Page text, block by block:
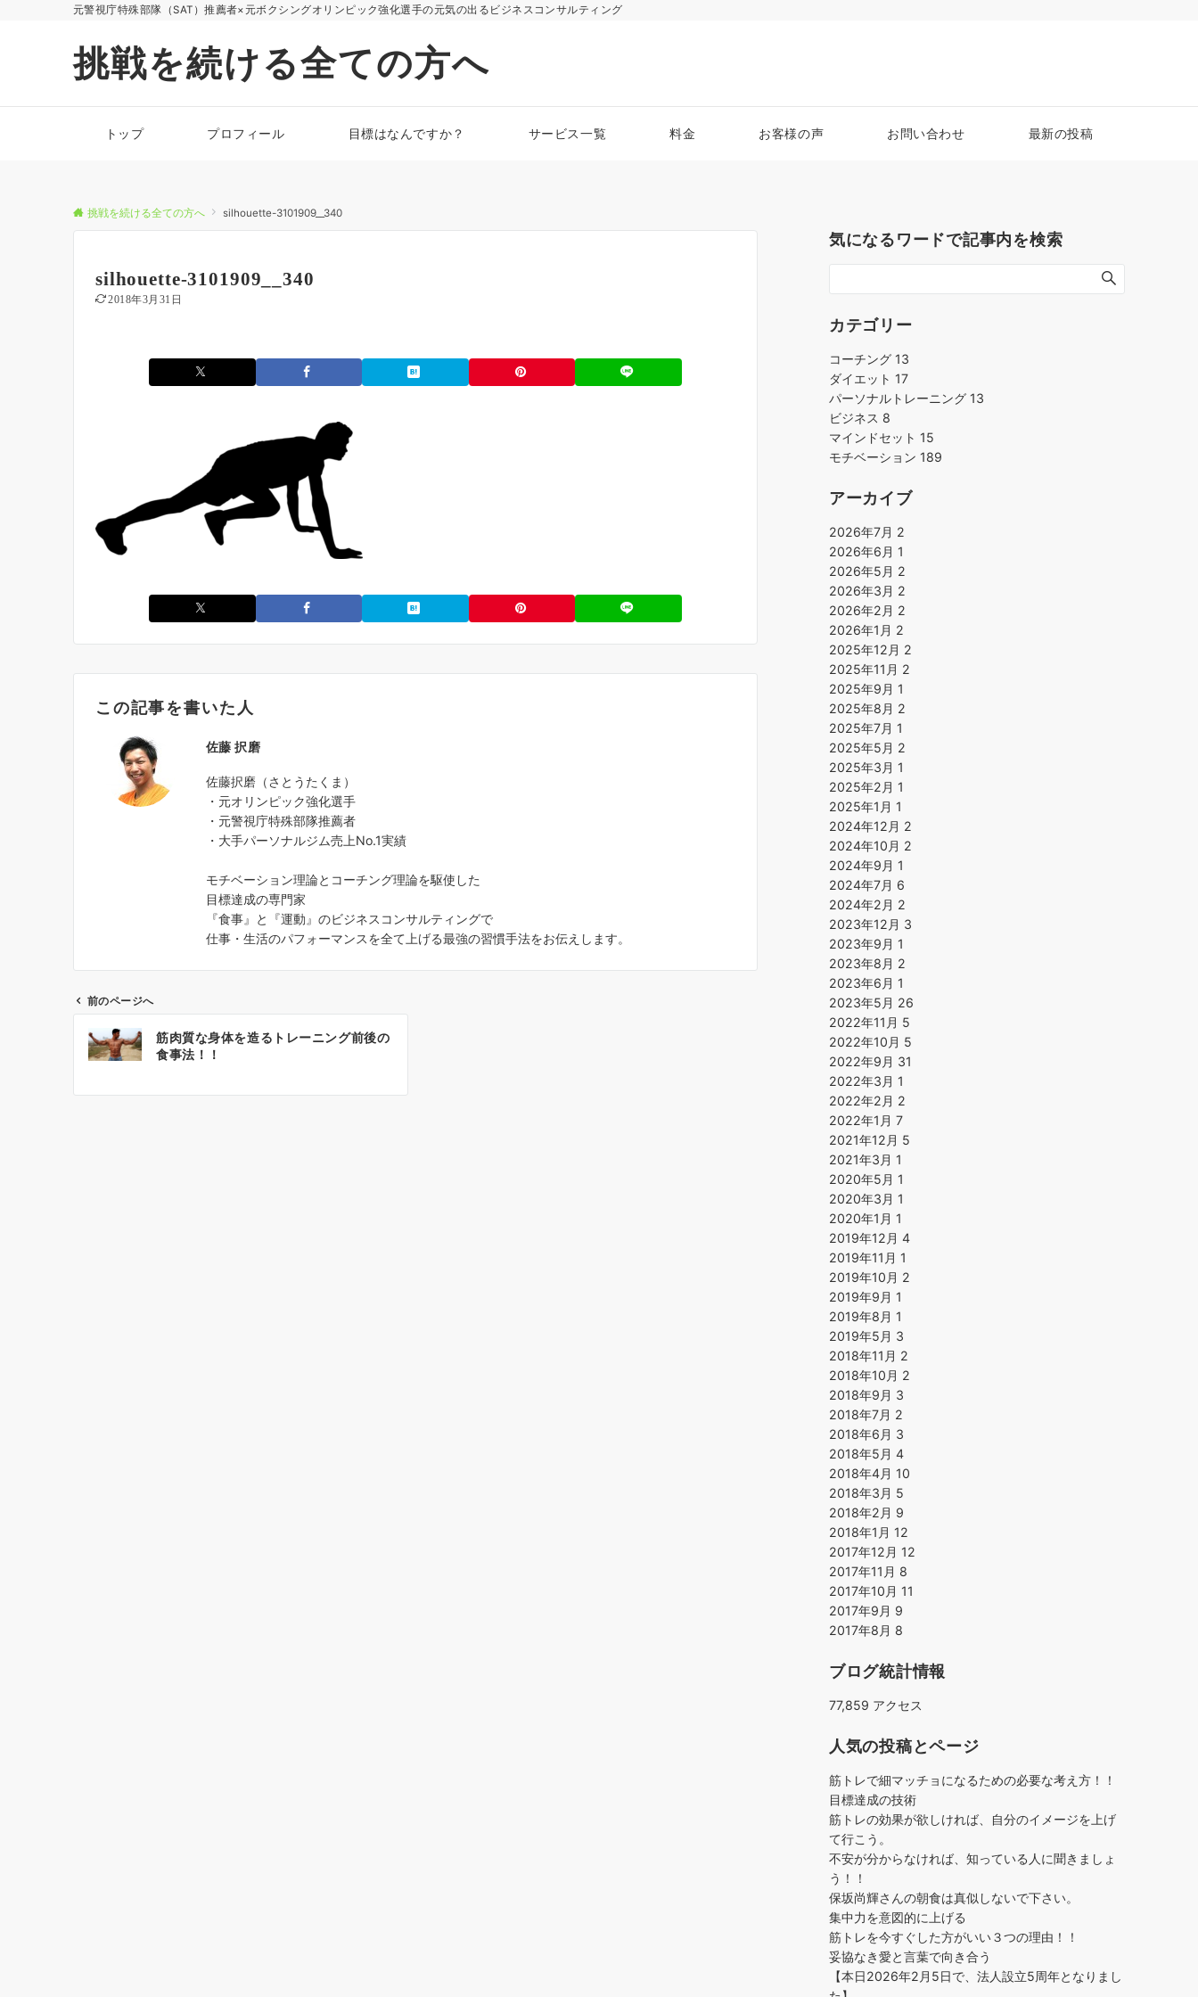
元警視庁特殊部隊（SAT）推薦者×元ボクシングオリンピック強化選手の元気の出るビジネスコンサルティング
挑戦を続ける全ての方へ
トップ プロフィール 目標はなんですか？ サービス一覧 料金 お客様の声 お問い合わせ 最新の投稿
挑戦を続ける全ての方へ silhouette-3101909__340
silhouette-3101909__340
2018年3月31日
この記事を書いた人
佐藤 択磨
佐藤択磨（さとうたくま）
・元オリンピック強化選手
・元警視庁特殊部隊推薦者
・大手パーソナルジム売上No.1実績
モチベーション理論とコーチング理論を駆使した
目標達成の専門家
『食事』と『運動』のビジネスコンサルティングで
仕事・生活のパフォーマンスを全て上げる最強の習慣手法をお伝えします。
前のページへ
筋肉質な身体を造るトレーニング前後の
食事法！！
気になるワードで記事内を検索
カテゴリー
コーチング 13
ダイエット 17
パーソナルトレーニング 13
ビジネス 8
マインドセット 15
モチベーション 189
アーカイブ
2026年7月 2
2026年6月 1
2026年5月 2
2026年3月 2
2026年2月 2
2026年1月 2
2025年12月 2
2025年11月 2
2025年9月 1
2025年8月 2
2025年7月 1
2025年5月 2
2025年3月 1
2025年2月 1
2025年1月 1
2024年12月 2
2024年10月 2
2024年9月 1
2024年7月 6
2024年2月 2
2023年12月 3
2023年9月 1
2023年8月 2
2023年6月 1
2023年5月 26
2022年11月 5
2022年10月 5
2022年9月 31
2022年3月 1
2022年2月 2
2022年1月 7
2021年12月 5
2021年3月 1
2020年5月 1
2020年3月 1
2020年1月 1
2019年12月 4
2019年11月 1
2019年10月 2
2019年9月 1
2019年8月 1
2019年5月 3
2018年11月 2
2018年10月 2
2018年9月 3
2018年7月 2
2018年6月 3
2018年5月 4
2018年4月 10
2018年3月 5
2018年2月 9
2018年1月 12
2017年12月 12
2017年11月 8
2017年10月 11
2017年9月 9
2017年8月 8
ブログ統計情報
77,859 アクセス
人気の投稿とページ
筋トレで細マッチョになるための必要な考え方！！
目標達成の技術
筋トレの効果が欲しければ、自分のイメージを上げ
て行こう。
不安が分からなければ、知っている人に聞きましょ
う！！
保坂尚輝さんの朝食は真似しないで下さい。
集中力を意図的に上げる
筋トレを今すぐした方がいい３つの理由！！
妥協なき愛と言葉で向き合う
【本日2026年2月5日で、法人設立5周年となりまし